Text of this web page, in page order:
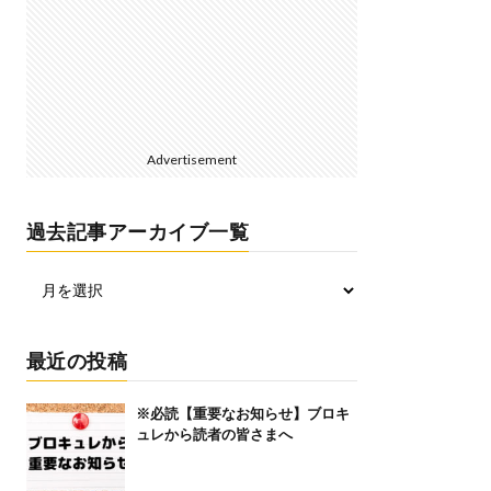
Advertisement
過去記事アーカイブ一覧
最近の投稿
※必読【重要なお知らせ】ブロキ
ュレから読者の皆さまへ